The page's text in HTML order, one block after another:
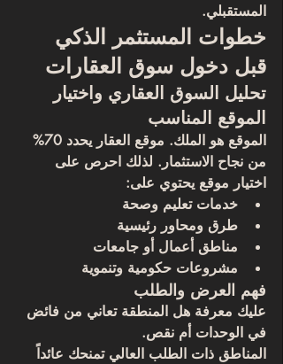
المستقبلي.
خطوات المستثمر الذكي
قبل دخول سوق العقارات
تحليل السوق العقاري واختيار
الموقع المناسب
الموقع هو الملك. موقع العقار يحدد 70%
من نجاح الاستثمار. لذلك احرص على
اختيار موقع يحتوي على:
خدمات تعليم وصحة
طرق ومحاور رئيسية
مناطق أعمال أو جامعات
مشروعات حكومية وتنموية
فهم العرض والطلب
عليك معرفة هل المنطقة تعاني من فائض
في الوحدات أم نقص.
المناطق ذات الطلب العالي تمنحك عائداً